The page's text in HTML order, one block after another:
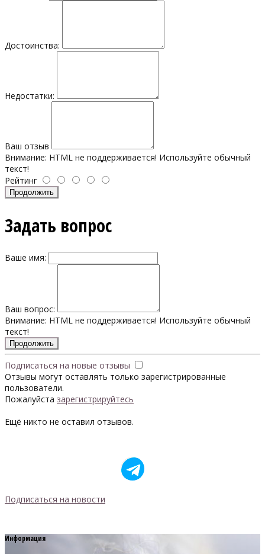
Достоинства:
Недостатки:
Ваш отзыв
Внимание: HTML не поддерживается! Используйте обычный
текст!
Рейтинг
Продолжить
Задать вопрос
Ваше имя:
Ваш вопрос:
Внимание: HTML не поддерживается! Используйте обычный
текст!
Продолжить
Подписаться на новые отзывы
Отзывы могут оставлять только зарегистрированные
пользователи.
Пожалуйста зарегистрируйтесь
Ещё никто не оставил отзывов.
Подписаться на новости
Информация